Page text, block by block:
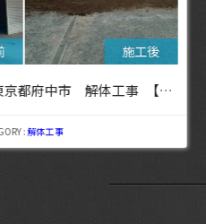
】 【東京都三鷹市】東京都三鷹
UP : 2026年08月06日 ,